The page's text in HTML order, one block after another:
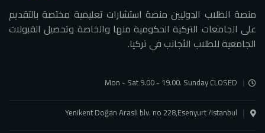
منصة الطلاب الدوليين منصة استشارات تعليمية مختصة بالتقديم
على الجامعات التركية الحكومية منها والخاصة وتحصيل القبولات
الجامعية للطلاب الأجانب في تركيا.
Mon - Sat 9.00 - 19.00. Sunday CLOSED
Yenikent Doğan Arasli blv. no 228,Esenyurt /Istanbul